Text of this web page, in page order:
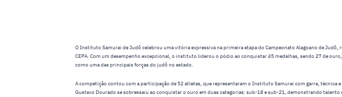
O Instituto Samurai de Judô celebrou uma vitória expressiva na primeira etapa do Campeonato Alagoano de Judô,
CEPA. Com um desempenho excepcional, o instituto liderou o pódio ao conquistar 45 medalhas, sendo 27 de
como uma das principais forças do judô no estado.
A competição contou com a participação de 52 atletas, que representaram o Instituto Samurai com garra, técnica
Gustavo Dourado se sobressaiu ao conquistar o ouro em duas categorias: sub-18 e sub-21, demonstrando